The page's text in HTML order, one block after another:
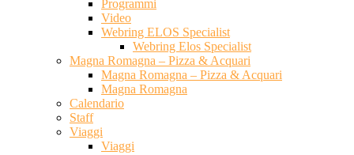
Programmi
Video
Webring ELOS Specialist
Webring Elos Specialist
Magna Romagna – Pizza & Acquari
Magna Romagna – Pizza & Acquari
Magna Romagna
Calendario
Staff
Viaggi
Viaggi